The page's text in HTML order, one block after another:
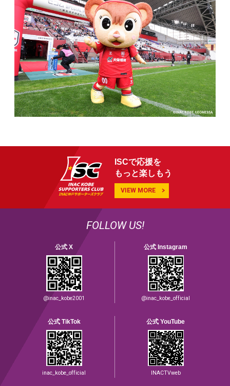
ISCで応援を
もっと楽しもう
VIEW MORE
FOLLOW US!
公式 X
@inac_kobe2001
公式 Instagram
@inac_kobe_official
公式 TikTok
inac_kobe_official
公式 YouTube
INACTVweb